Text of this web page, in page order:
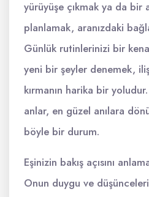
yürüyüşe çıkmak ya da bir
planlamak, aranızdaki
Günlük rutinlerinizi bir
yeni bir şeyler denemek,
kırmanın harika bir
anlar, en güzel anılara
böyle bir durum.
Eşinizin bakış açısını
Onun duygu ve